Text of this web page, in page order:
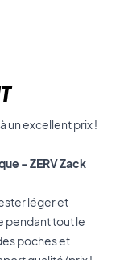
un excellent prix !
– ZERV Zack
léger et
pendant tout le
poches et